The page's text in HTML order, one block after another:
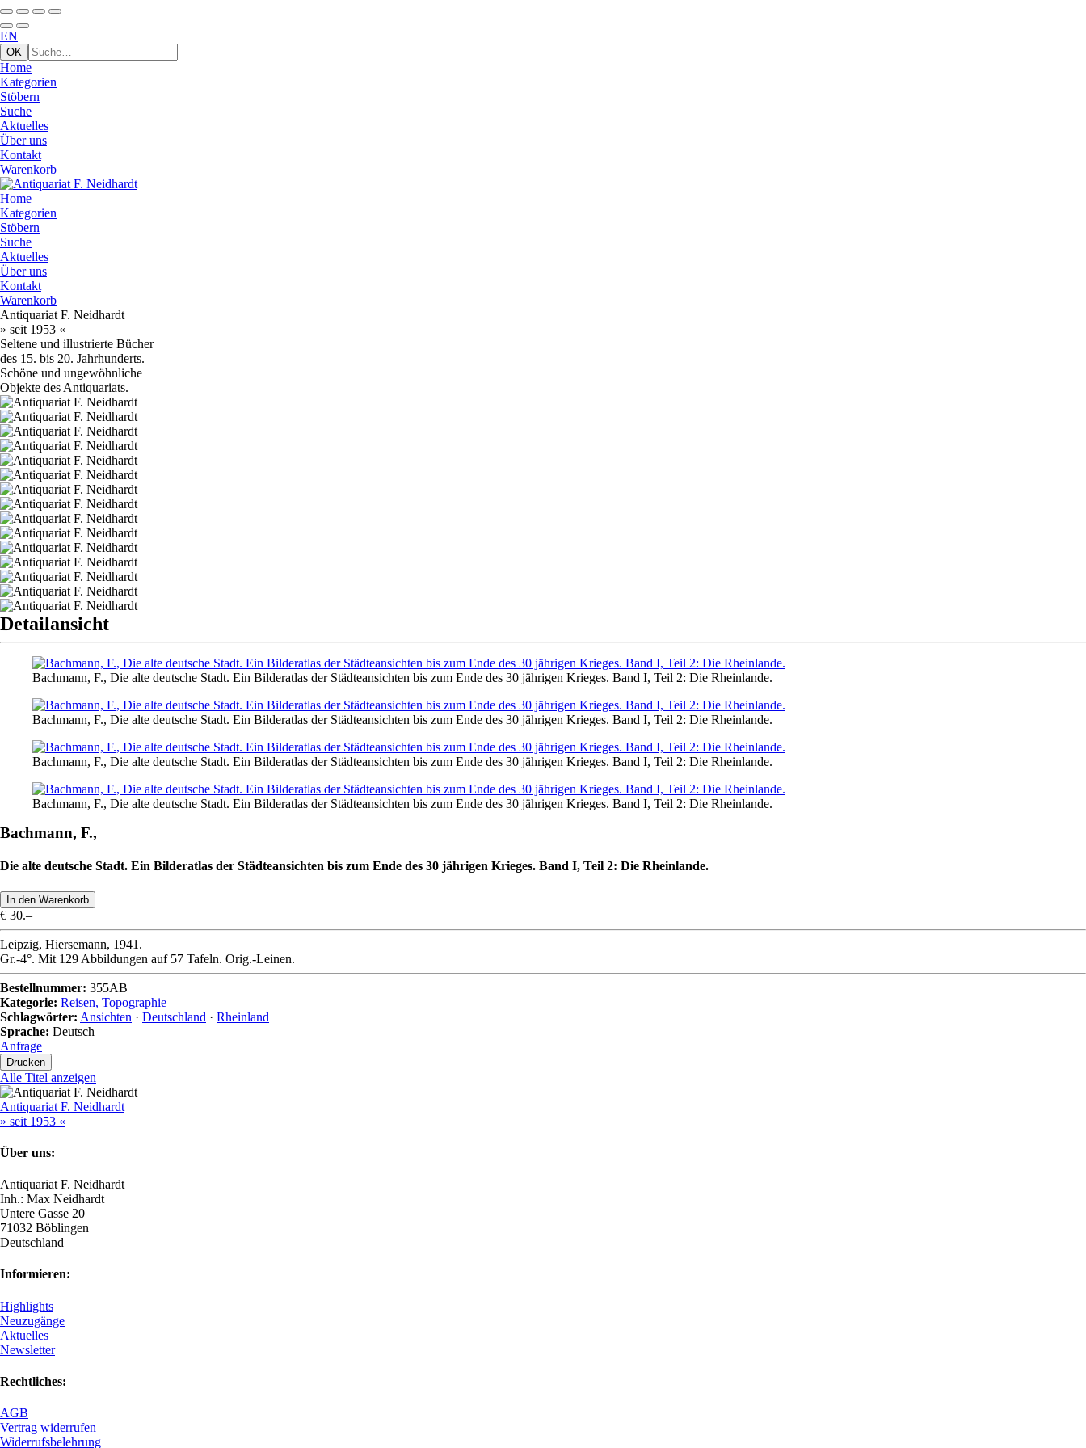
EN
Home
Kategorien
Stöbern
Suche
Aktuelles
Über uns
Kontakt
Warenkorb
Home
Kategorien
Stöbern
Suche
Aktuelles
Über uns
Kontakt
Warenkorb
Antiquariat F. Neidhardt
» seit 1953 «
Seltene und illustrierte Bücher
des 15. bis 20. Jahrhunderts.
Schöne und ungewöhnliche
Objekte des Antiquariats.
Detailansicht
Bachmann, F., Die alte deutsche Stadt. Ein Bilderatlas der Städteansichten bis zum Ende des 30 jährigen Krieges. Band I, Teil 2: Die Rheinlande.
Bachmann, F., Die alte deutsche Stadt. Ein Bilderatlas der Städteansichten bis zum Ende des 30 jährigen Krieges. Band I, Teil 2: Die Rheinlande.
Bachmann, F., Die alte deutsche Stadt. Ein Bilderatlas der Städteansichten bis zum Ende des 30 jährigen Krieges. Band I, Teil 2: Die Rheinlande.
Bachmann, F., Die alte deutsche Stadt. Ein Bilderatlas der Städteansichten bis zum Ende des 30 jährigen Krieges. Band I, Teil 2: Die Rheinlande.
Bachmann, F.,
Die alte deutsche Stadt. Ein Bilderatlas der Städteansichten bis zum Ende des 30 jährigen Krieges. Band I, Teil 2: Die Rheinlande.
€ 30.–
Leipzig, Hiersemann, 1941.
Gr.-4°. Mit 129 Abbildungen auf 57 Tafeln. Orig.-Leinen.
Bestellnummer: 355AB
Kategorie: Reisen, Topographie
Schlagwörter: Ansichten · Deutschland · Rheinland
Sprache: Deutsch
Anfrage
Alle Titel anzeigen
Antiquariat F. Neidhardt
» seit 1953 «
Über uns:
Antiquariat F. Neidhardt
Inh.: Max Neidhardt
Untere Gasse 20
71032 Böblingen
Deutschland
Informieren:
Highlights
Neuzugänge
Aktuelles
Newsletter
Rechtliches:
AGB
Vertrag widerrufen
Widerrufsbelehrung